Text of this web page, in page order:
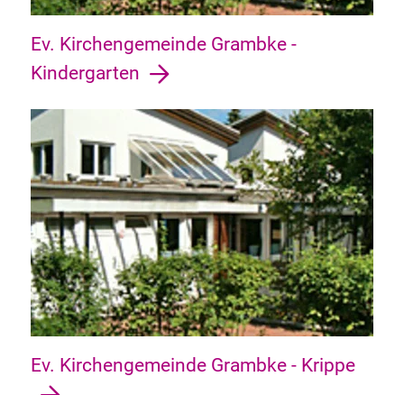
Ev. Kirchengemeinde Grambke -
Kindergarten
Ev. Kirchengemeinde Grambke - Krippe